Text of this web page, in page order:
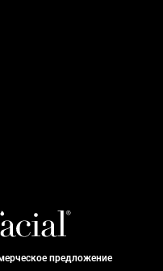
предложение